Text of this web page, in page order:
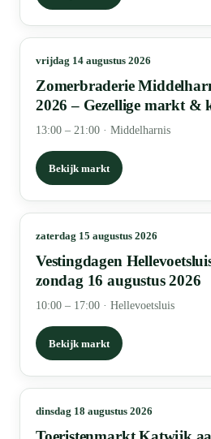
vrijdag 14 augustus 2026
Zomerbraderie
2026 – Gezellige markt &
13:00 – 21:00 · Middelharnis
Bekijk markt
zaterdag 15 augustus 2026
Vestingdagen
zondag 16 augustus 2026
10:00 – 17:00 · Hellevoetsluis
Bekijk markt
dinsdag 18 augustus 2026